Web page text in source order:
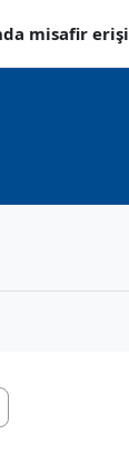
misafir